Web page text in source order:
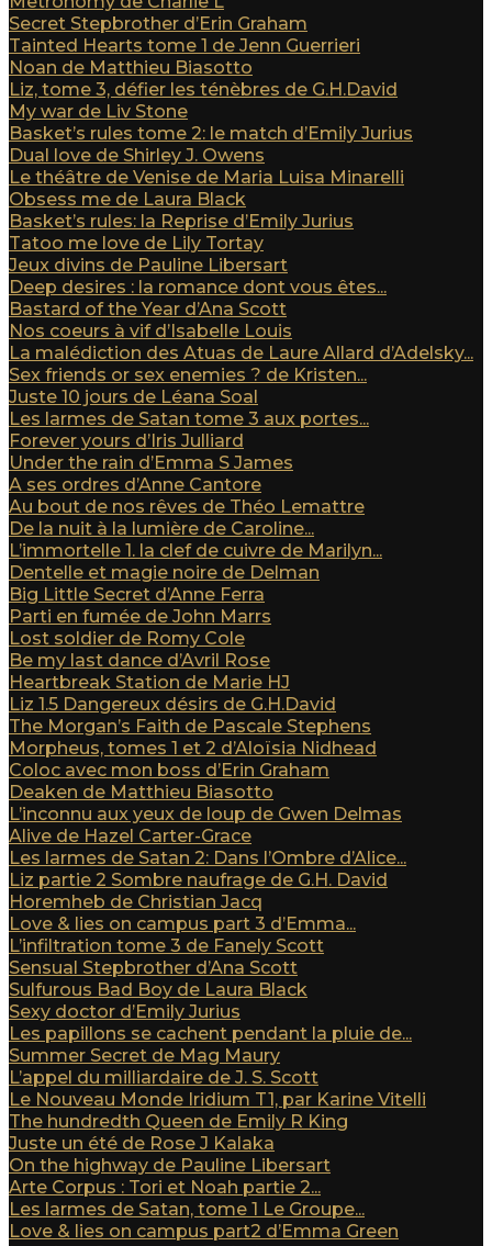
Secret Stepbrother d’Erin Graham
Tainted Hearts tome 1 de Jenn Guerrieri
Noan de Matthieu Biasotto
Liz, tome 3, défier les ténèbres de G.H.David
My war de Liv Stone
Basket’s rules tome 2: le match d’Emily Jurius
Dual love de Shirley J. Owens
Le théâtre de Venise de Maria Luisa Minarelli
Obsess me de Laura Black
Basket’s rules: la Reprise d’Emily Jurius
Tatoo me love de Lily Tortay
Jeux divins de Pauline Libersart
Deep desires : la romance dont vous êtes...
Bastard of the Year d’Ana Scott
Nos coeurs à vif d’Isabelle Louis
La malédiction des Atuas de Laure Allard d’Adelsky...
Sex friends or sex enemies ? de Kristen...
Juste 10 jours de Léana Soal
Les larmes de Satan tome 3 aux portes...
Forever yours d’Iris Julliard
Under the rain d’Emma S James
A ses ordres d’Anne Cantore
Au bout de nos rêves de Théo Lemattre
De la nuit à la lumière de Caroline...
L’immortelle 1. la clef de cuivre de Marilyn...
Dentelle et magie noire de Delman
Big Little Secret d’Anne Ferra
Parti en fumée de John Marrs
Lost soldier de Romy Cole
Be my last dance d’Avril Rose
Heartbreak Station de Marie HJ
Liz 1.5 Dangereux désirs de G.H.David
The Morgan’s Faith de Pascale Stephens
Morpheus, tomes 1 et 2 d’Aloïsia Nidhead
Coloc avec mon boss d’Erin Graham
Deaken de Matthieu Biasotto
L’inconnu aux yeux de loup de Gwen Delmas
Alive de Hazel Carter-Grace
Les larmes de Satan 2: Dans l’Ombre d’Alice...
Liz partie 2 Sombre naufrage de G.H. David
Horemheb de Christian Jacq
Love & lies on campus part 3 d’Emma...
L’infiltration tome 3 de Fanely Scott
Sensual Stepbrother d’Ana Scott
Sulfurous Bad Boy de Laura Black
Sexy doctor d’Emily Jurius
Les papillons se cachent pendant la pluie de...
Summer Secret de Mag Maury
L’appel du milliardaire de J. S. Scott
Le Nouveau Monde Iridium T1, par Karine Vitelli
The hundredth Queen de Emily R King
Juste un été de Rose J Kalaka
On the highway de Pauline Libersart
Arte Corpus : Tori et Noah partie 2...
Les larmes de Satan, tome 1 Le Groupe...
Love & lies on campus part2 d’Emma Green